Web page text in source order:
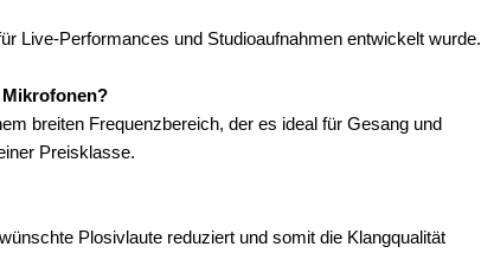
Live-Performances und Studioaufnahmen entwickelt wurde.
Mikrofonen?
breiten Frequenzbereich, der es ideal für Gesang und
Preisklasse.
Plosivlaute reduziert und somit die Klangqualität